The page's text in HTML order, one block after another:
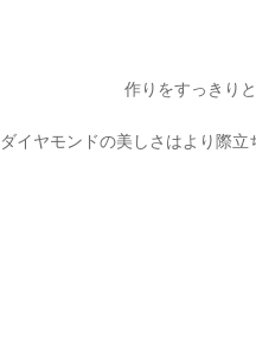
作りをすっきり
ダイヤモンドの美しさはより際